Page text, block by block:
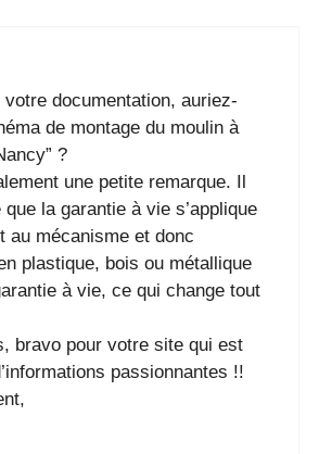
votre documentation, auriez-
de montage du moulin à
?
une petite remarque. Il
que la garantie à vie s’applique
au mécanisme et donc
plastique, bois ou métallique
à vie, ce qui change tout
bravo pour votre site qui est
passionnantes !!